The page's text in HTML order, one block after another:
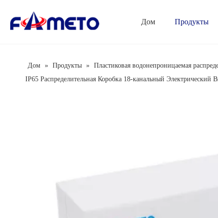
Дом Продукты
Дом » Продукты » Пластиковая водонепроницаемая
IP65 Распределительная Коробка 18-канальный Электрический